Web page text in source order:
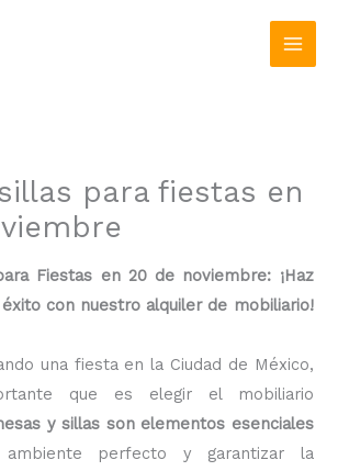
para fiestas en
Fiestas en 20 de noviembre: ¡Haz
con nuestro alquiler de mobiliario!
una fiesta en la Ciudad de México,
que es elegir el mobiliario
y sillas son elementos esenciales
perfecto y garantizar la